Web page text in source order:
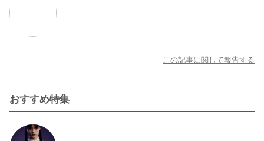
この記事に関して報告する
おすすめ特集